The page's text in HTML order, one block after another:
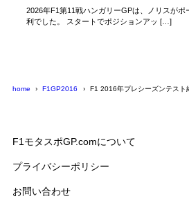
2026年F1第11戦ハンガリーGPは、ノリスがポ
利でした。 スタートでポジションアッ […]
home F1GP2016 F1 2016年プレシーズンテスト
F1モタスポGP.comについて
プライバシーポリシー
お問い合わせ